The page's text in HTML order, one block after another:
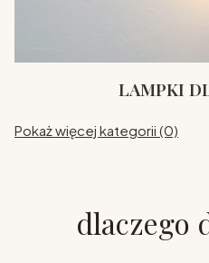
LAMPKI
Pokaż więcej kategorii (0)
dlaczego